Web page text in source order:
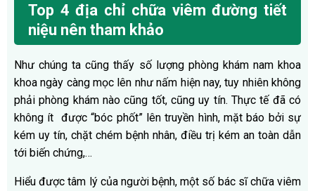
Top 4 địa chỉ chữa viêm đường tiết
niệu nên tham khảo
Như chúng ta cũng thấy số lượng phòng khám nam khoa
khoa ngày càng mọc lên như nấm hiện nay, tuy nhiên không
phải phòng khám nào cũng tốt, cũng uy tín. Thực tế đã có
không ít được “bóc phốt” lên truyền hình, mặt báo bởi sự
kém uy tín, chặt chém bệnh nhân, điều trị kém an toàn dẫn
tới biến chứng,…
Hiểu được tâm lý của người bệnh, một số bác sĩ chữa viêm